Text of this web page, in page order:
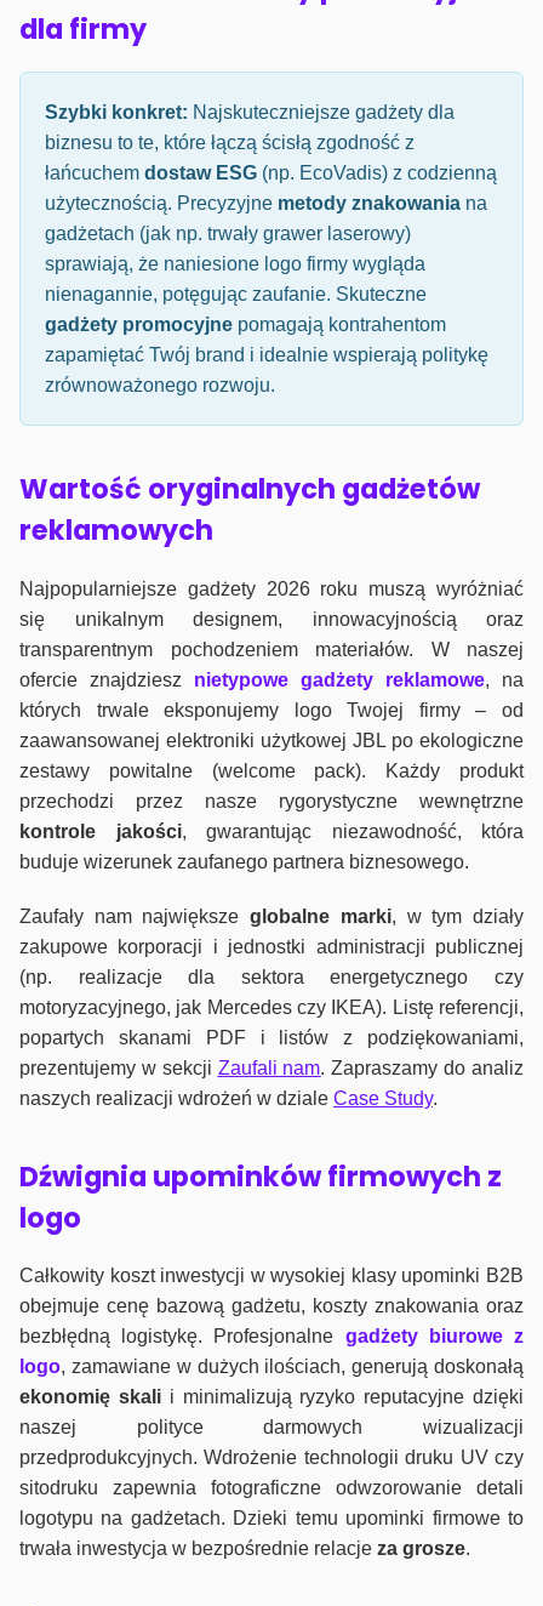
dla firmy
Szybki konkret: Najskuteczniejsze gadżety dla
biznesu to te, które łączą ścisłą zgodność z
łańcuchem dostaw ESG (np. EcoVadis) z codzienną
użytecznością. Precyzyjne metody znakowania na
gadżetach (jak np. trwały grawer laserowy)
sprawiają, że naniesione logo firmy wygląda
nienagannie, potęgując zaufanie. Skuteczne
gadżety promocyjne pomagają kontrahentom
zapamiętać Twój brand i idealnie wspierają politykę
zrównoważonego rozwoju.
Wartość oryginalnych gadżetów
reklamowych
Najpopularniejsze gadżety 2026 roku muszą wyróżniać
się unikalnym designem, innowacyjnością oraz
transparentnym pochodzeniem materiałów. W naszej
ofercie znajdziesz nietypowe gadżety reklamowe, na
których trwale eksponujemy logo Twojej firmy – od
zaawansowanej elektroniki użytkowej JBL po ekologiczne
zestawy powitalne (welcome pack). Każdy produkt
przechodzi przez nasze rygorystyczne wewnętrzne
kontrole jakości, gwarantując niezawodność, która
buduje wizerunek zaufanego partnera biznesowego.
Zaufały nam największeglobalne marki, w tym działy
zakupowe korporacji i jednostki administracji publicznej
(np. realizacje dla sektora energetycznego czy
motoryzacyjnego, jak Mercedes czy IKEA). Listę referencji,
popartych skanami PDF i listów z podziękowaniami,
prezentujemy w sekcji Zaufali nam. Zapraszamy do analiz
naszych realizacji wdrożeń w dziale Case Study.
Dźwignia upominków firmowych z
logo
Całkowity koszt inwestycji w wysokiej klasy upominki B2B
obejmuje cenę bazową gadżetu, koszty znakowania oraz
bezbłędną logistykę. Profesjonalne gadżety biurowe z
logo, zamawiane w dużych ilościach, generują doskonałą
ekonomię skalii minimalizują ryzyko reputacyjne dzięki
naszej polityce darmowych wizualizacji
przedprodukcyjnych. Wdrożenie technologii druku UV czy
sitodruku zapewnia fotograficzne odwzorowanie detali
logotypu na gadżetach. Dzieki temu upominki firmowe to
trwała inwestycja w bezpośrednie relacje za grosze.